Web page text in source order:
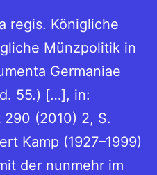
regis. Königliche
Münzpolitik in
Germaniae
55.) […], in:
(2010) 2, S.
Kamp (1927–1999)
der nunmehr im